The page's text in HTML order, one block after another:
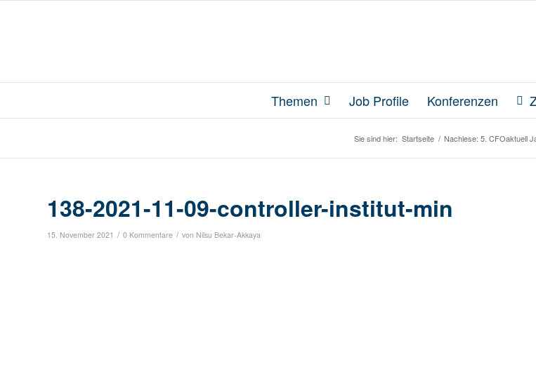
Themen Job Profile Konferenzen
Sie sind hier: Startseite / Nachlese: 5. CFOaktuell
138-2021-11-09-controller-institut-min
15. November 2021 / 0 Kommentare / von Nilsu Bekar-Akkaya